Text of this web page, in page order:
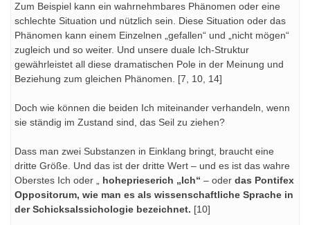
Zum Beispiel kann ein wahrnehmbares Phänomen oder eine
schlechte Situation und nützlich sein. Diese Situation oder das
Phänomen kann einem Einzelnen „gefallen“ und „nicht mögen“
zugleich und so weiter. Und unsere duale Ich-Struktur
gewährleistet all diese dramatischen Pole in der Meinung und
Beziehung zum gleichen Phänomen. [7, 10, 14]
Doch wie können die beiden Ich miteinander verhandeln, wenn
sie ständig im Zustand sind, das Seil zu ziehen?
Dass man zwei Substanzen in Einklang bringt, braucht eine
dritte Größe. Und das ist der dritte Wert – und es ist das wahre
Oberstes Ich oder „ hoheprieserich „Ich“ – oder das Pontifex
Oppositorum, wie man es als wissenschaftliche Sprache in
der Schicksalssichologie bezeichnet. [10]